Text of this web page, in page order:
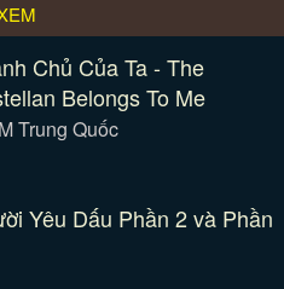
Chủ Của Ta - The
Belongs To Me
Trung Quốc
Yêu Dấu Phần 2 và Phần